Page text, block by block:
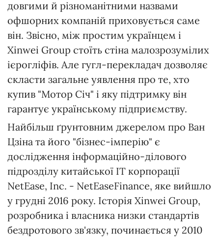
довгими й різноманітними назвами
офшорних компаній приховується саме
він. Звісно, між простим українцем і
Xinwei Group стоїть стіна малозрозумілих
ієрогліфів. Але гугл-перекладач дозволяє
скласти загальне уявлення про те, хто
купив "Мотор Січ" і яку підтримку він
гарантує українському підприємству.
Найбільш ґрунтовним джерелом про Ван
Цзіна та його "бізнес-імперію" є
дослідження інформаційно-ділового
підрозділу китайської ІТ корпорації
NetEase, Inc. - NetEaseFinance, яке вийшло
у грудні 2016 року. Історія Xinwei Group,
розробника і власника низки стандартів
бездротового зв'язку, починається у 2010